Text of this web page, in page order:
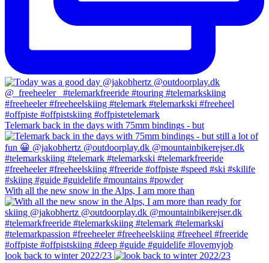
Telemark back in the days with 75mm bindings - but
With all the new snow in the Alps, I am more than
look back to winter 2022/23